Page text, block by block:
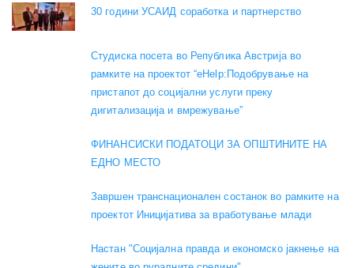
30 години УСАИД соработка и партнерство
Студиска посета во Република Австрија во
рамките на проектот “eHelp:Подобрување на
пристапот до социјални услуги преку
дигитализација и вмрежување”
ФИНАНСИСКИ ПОДАТОЦИ ЗА ОПШТИНИТЕ НА
ЕДНО МЕСТО
Завршен транснационален состанок во рамките на
проектот Иницијатива за вработување млади
Настан "Социјална правда и економско јакнење на